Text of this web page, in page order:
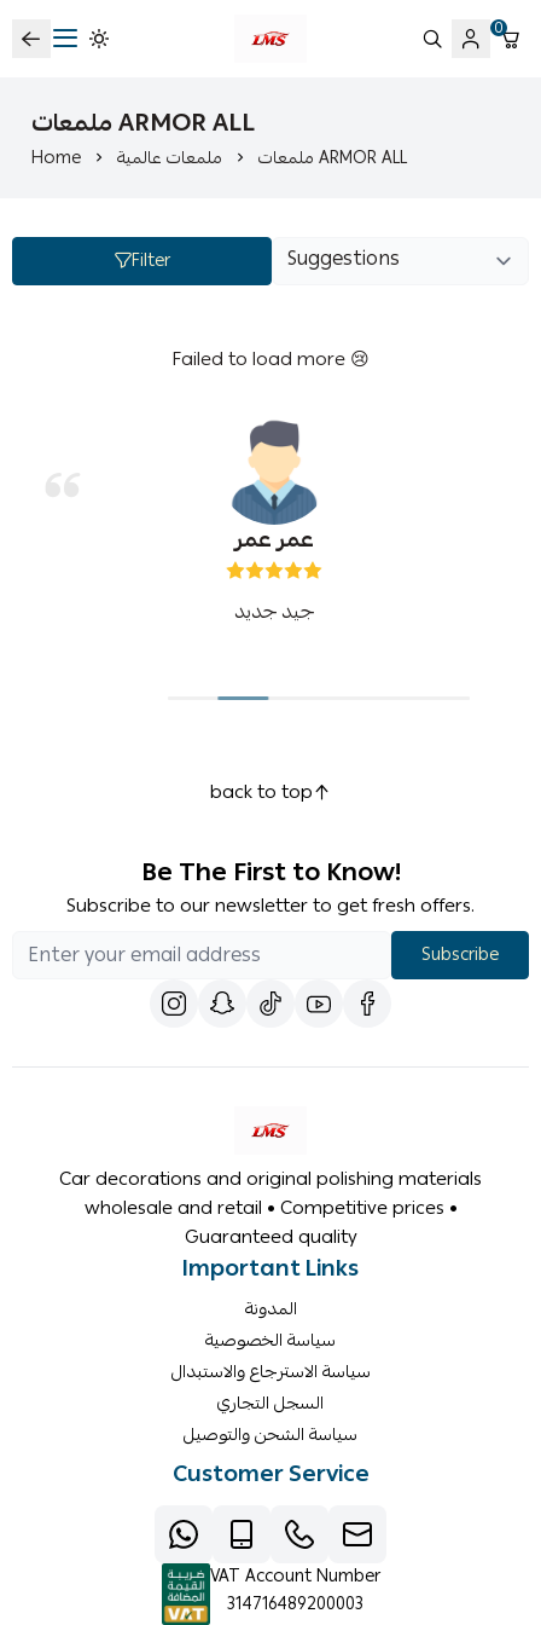
متجر لمسات الشرقية لزينة سيارات LMS
0
ملمعات ARMOR ALL
Home ملمعات عالمية ملمعات ARMOR ALL
Filter
Failed to load more 😢
عمر عمر
جيد جديد
back to top
Be The First to Know!
Subscribe to our newsletter to get fresh offers.
Subscribe
Car decorations and original polishing materials
wholesale and retail • Competitive prices •
Guaranteed quality
Important Links
المدونة
سياسة الخصوصية
سياسة الاسترجاع والاستبدال
السجل التجاري
سياسة الشحن والتوصيل
Customer Service
VAT Account Number
314716489200003